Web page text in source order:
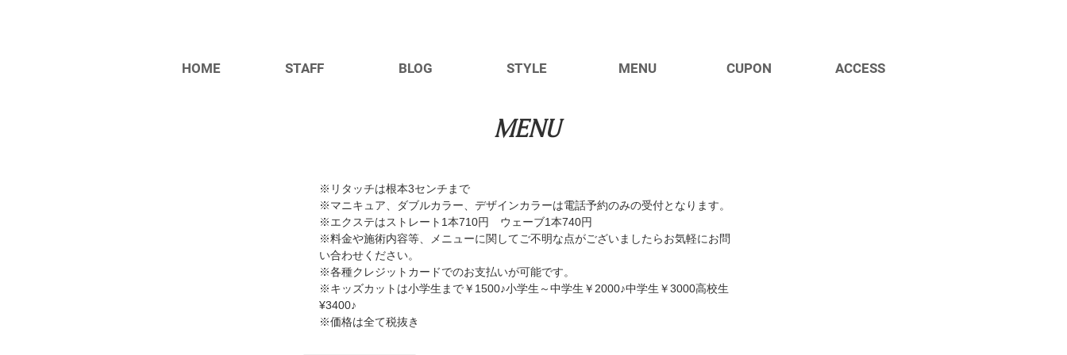
HOME STAFF BLOG MENU
STYLE CUPON ACCESS
MENU
※リタッチは根本3センチまで
※マニキュア、ダブルカラー、デザインカラーは電話予約のみの受付となります。
​※エクステはストレート1本710円 ウェーブ1本740円
※料金や施術内容等、メニューに関してご不明な点がございましたらお気軽にお問
い合わせください。
​※各種クレジットカードでのお支払いが可能です。
​※キッズカットは小学生まで￥1500♪小学生～中学生￥2000♪中学生￥3000高校生
¥3400♪
​※価格は全て税抜き